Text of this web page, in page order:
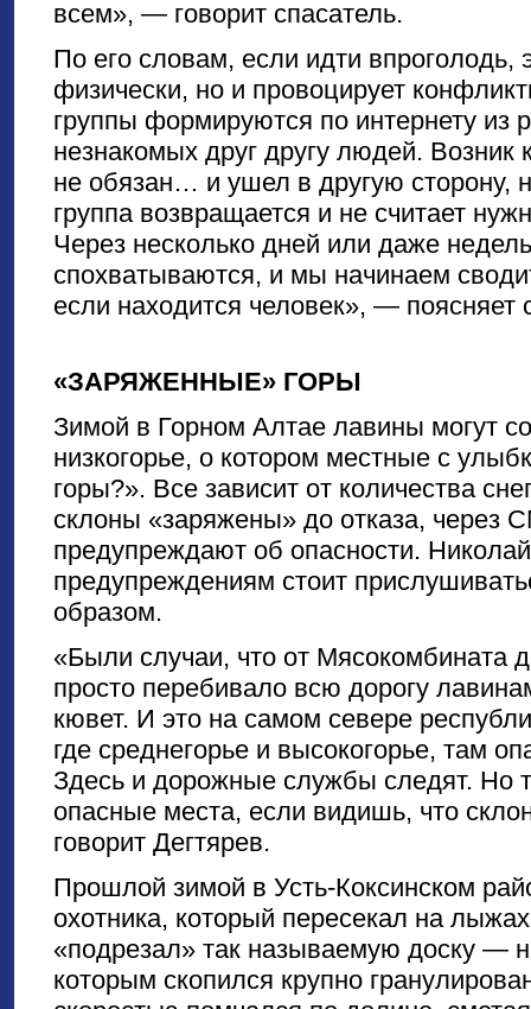
всем», — говорит спасатель.
По его словам, если идти впроголодь,
физически, но и провоцирует
группы формируются по интернету из
незнакомых друг другу людей. Возник
не обязан… и ушел в другую сторону,
группа возвращается и не считает
Через несколько дней или даже
спохватываются, и мы начинаем
если находится человек», — поясняет
«ЗАРЯЖЕННЫЕ» ГОРЫ
Зимой в Горном Алтае лавины могут
низкогорье, о котором местные с
горы?». Все зависит от количества
склоны «заряжены» до отказа, через
предупреждают об опасности. Николай
предупреждениям стоит
образом.
«Были случаи, что от Мясокомбината
просто перебивало всю дорогу
кювет. И это на самом севере
где среднегорье и высокогорье, там
Здесь и дорожные службы следят. Но
опасные места, если видишь, что
говорит Дегтярев.
Прошлой зимой в Усть-Коксинском
охотника, который пересекал на
«подрезал» так называемую доску —
которым скопился крупно